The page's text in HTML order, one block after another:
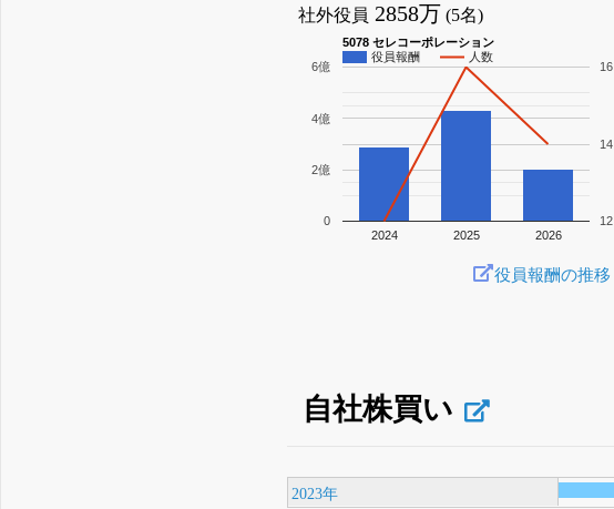
社外役員 2858万 (5名)
5078 セレコーポレーション
役員報酬
人数
2024 2025 2026
0
2億
4億
6億
12
14
16
役員報酬の推移
自社株買い
2023年